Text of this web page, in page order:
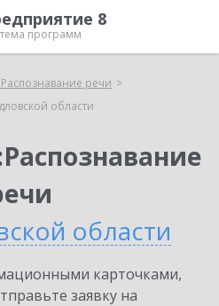
8
программ
речи
области
области
карточками,
заявку на